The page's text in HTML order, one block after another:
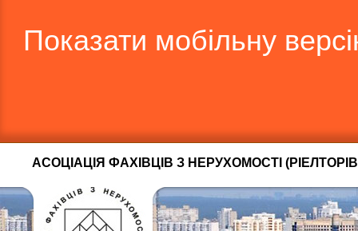
Показати мобільну
АСОЦІАЦІЯ ФАХІВЦІВ З НЕРУХОМОСТІ